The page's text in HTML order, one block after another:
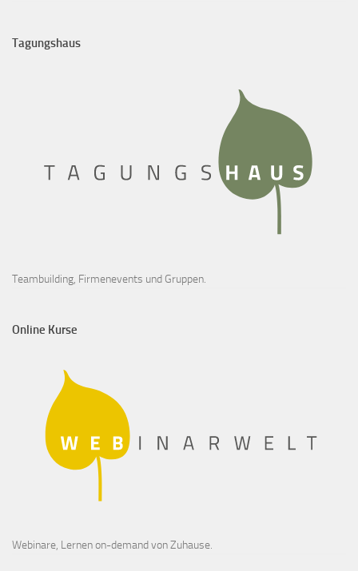
Tagungshaus
Teambuilding, Firmenevents und Gruppen.
Online Kurse
Webinare, Lernen on-demand von Zuhause.